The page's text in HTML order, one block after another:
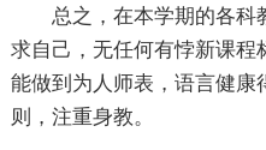
总之，在本学期的各科
求自己，无任何有悖新课程
能做到为人师表，语言健康
则，注重身教。